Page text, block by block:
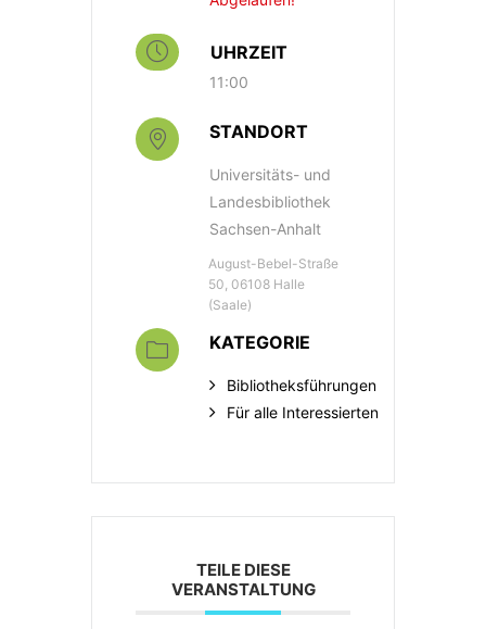
UHRZEIT
11:00
STANDORT
Universitäts- und
Landesbibliothek
Sachsen-Anhalt
August-Bebel-Straße
50, 06108 Halle
(Saale)
KATEGORIE
Bibliotheksführungen
Für alle Interessierten
TEILE DIESE
VERANSTALTUNG